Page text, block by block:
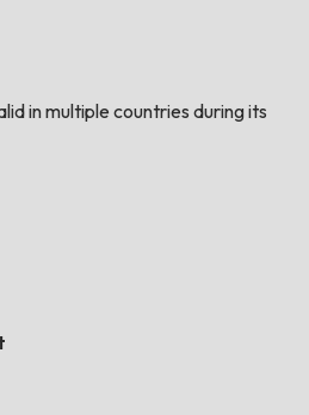
in multiple countries during its